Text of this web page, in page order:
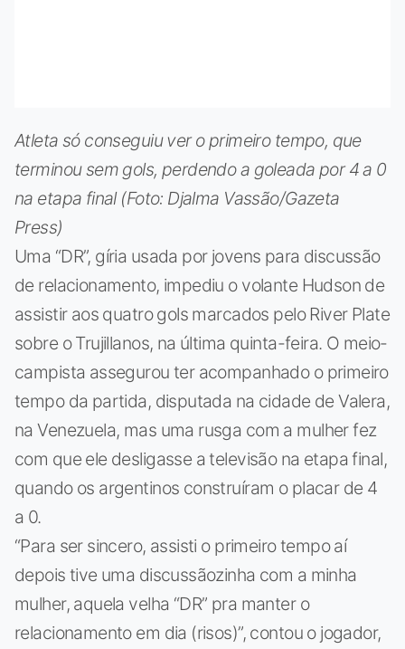
Atleta só conseguiu ver o primeiro tempo, que
terminou sem gols, perdendo a goleada por 4 a 0
na etapa final (Foto: Djalma Vassão/Gazeta
Press)
Uma “DR”, gíria usada por jovens para discussão
de relacionamento, impediu o volante Hudson de
assistir aos quatro gols marcados pelo River Plate
sobre o Trujillanos, na última quinta-feira. O meio-
campista assegurou ter acompanhado o primeiro
tempo da partida, disputada na cidade de Valera,
na Venezuela, mas uma rusga com a mulher fez
com que ele desligasse a televisão na etapa final,
quando os argentinos construíram o placar de 4
a 0.
“Para ser sincero, assisti o primeiro tempo aí
depois tive uma discussãozinha com a minha
mulher, aquela velha “DR” pra manter o
relacionamento em dia (risos)”, contou o jogador,